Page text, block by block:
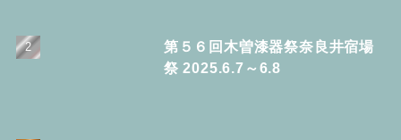
第５６回木曽漆器祭奈良井宿場
祭 2025.6.7～6.8